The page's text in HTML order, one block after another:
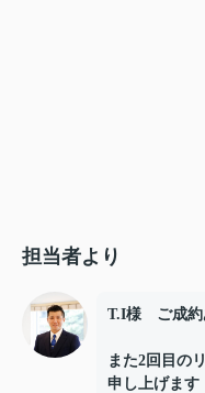
担当者より
T.I様 ご成約
また2回目の
申し上げます